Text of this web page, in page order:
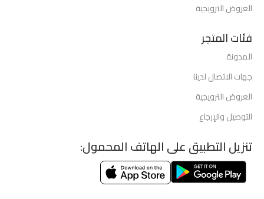
العروض الترويجية
فئات المتجر
المدونة
جهات الاتصال لدينا
العروض الترويجية
التوصيل والإرجاع
تنزيل التطبيق على الهاتف المحمول: